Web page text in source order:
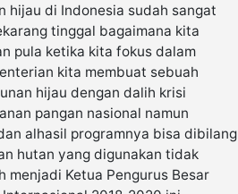
hijau di Indonesia sudah sangat
tinggal bagaimana kita
pula ketika kita fokus dalam
kita membuat sebuah
hijau dengan dalih krisi
pangan nasional namun
alhasil programnya bisa dibilang
hutan yang digunakan tidak
menjadi Ketua Pengurus Besar